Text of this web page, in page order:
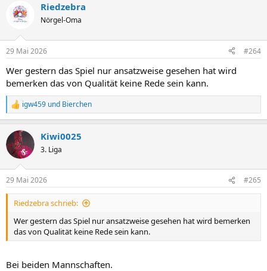
k
t
e
:
Riedzebra
Nörgel-Oma
29 Mai 2026 #264
Wer gestern das Spiel nur ansatzweise gesehen hat wird
bemerken das von Qualität keine Rede sein kann.
R
e
k
t
i
e
n
igw459 und Bierchen
Kiwi0025
3. Liga
29 Mai 2026 #265
Riedzebra schrieb:
Wer gestern das Spiel nur ansatzweise gesehen hat wird bemerken
das von Qualität keine Rede sein kann.
Bei beiden Mannschaften.